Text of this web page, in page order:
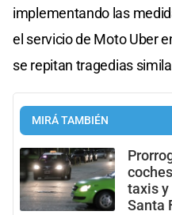
implementando las
el servicio de Moto Uber
se repitan tragedias
MIRÁ TAMBIÉN
taxis y
Santa